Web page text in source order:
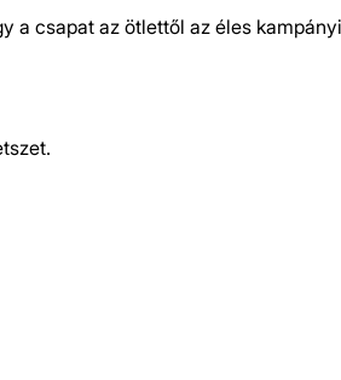
a csapat az ötlettől az éles